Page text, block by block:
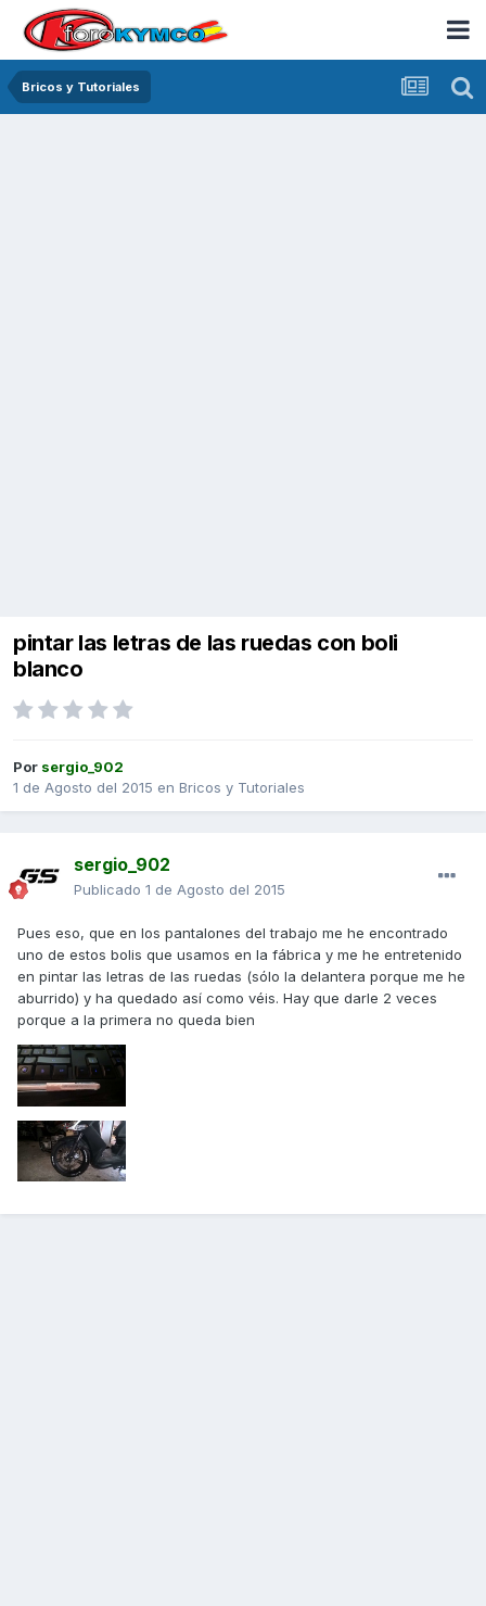
Bricos y Tutoriales
pintar las letras de las ruedas con boli
blanco
Por sergio_902
1 de Agosto del 2015 en Bricos y Tutoriales
sergio_902
Publicado 1 de Agosto del 2015
Pues eso, que en los pantalones del trabajo me he encontrado
uno de estos bolis que usamos en la fábrica y me he entretenido
en pintar las letras de las ruedas (sólo la delantera porque me he
aburrido) y ha quedado así como véis. Hay que darle 2 veces
porque a la primera no queda bien